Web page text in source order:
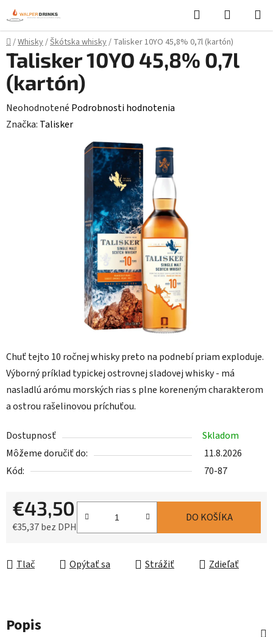
Prejsť
na
obsah
Hľadať
KOŠÍK
Domov
/Whisky/Škótska whisky/ Talisker 10YO 45,8% 0,7l (kartón)
Chuť tejto 10 ročnej whisky preto na podnebí priam exploduje.
Výborný príklad typickej ostrovnej sladovej whisky - má
nasladlú arómu morských rias s plne koreneným charakterom
a ostrou rašelinovou príchuťou.
Dostupnosť
Skladom
Môžeme doručiť do:
11.8.2026
Kód:
70-87
€43,50
€35,37 bez DPH
DO KOŠÍKA
Tlač Opýtať sa Strážiť Zdieľať
Talisker 10YO 45,8% 0,7l
(kartón)
Priemerné
hodnotenie
Neohodnotené Podrobnosti hodnotenia
Značka: Talisker
Popis